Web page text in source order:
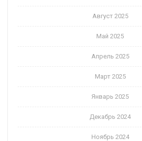
Август 2025
Май 2025
Апрель 2025
Март 2025
Январь 2025
Декабрь 2024
Ноябрь 2024